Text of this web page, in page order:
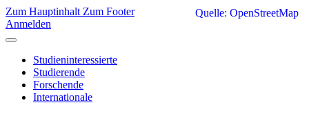
Zum Hauptinhalt Zum Footer
Anmelden
Studieninteressierte
Studierende
Forschende
Internationale
Quelle: OpenStreetMap